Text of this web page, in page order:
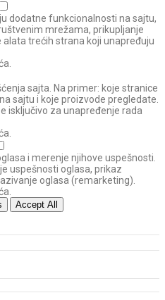
dodatne funkcionalnosti na sajtu,
mrežama, prikupljanje
trećih strana koji unapređuju
sajta. Na primer: koje stranice
sajtu i koje proizvode pregledate.
isključivo za unapređenje rada
i merenje njihove uspešnosti.
uspešnosti oglasa, prikaz
oglasa (remarketing).
Accept All